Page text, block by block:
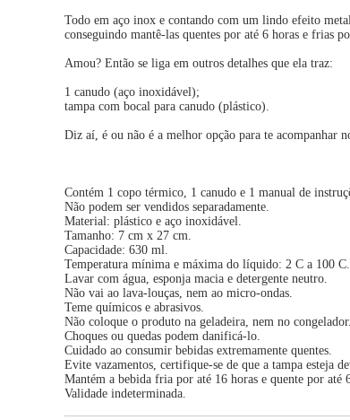
Todo em aço inox e contando com um lindo efeito
conseguindo mantê-las quentes por até 6 horas e frias
Amou? Então se liga em outros detalhes que ela traz:
1 canudo (aço inoxidável);
tampa com bocal para canudo (plástico).
Diz aí, é ou não é a melhor opção para te acompanhar
Contém 1 copo térmico, 1 canudo e 1 manual de
Não podem ser vendidos separadamente.
Material: plástico e aço inoxidável.
Tamanho: 7 cm x 27 cm.
Capacidade: 630 ml.
Temperatura mínima e máxima do líquido: 2 C a 100 C.
Lavar com água, esponja macia e detergente neutro.
Não vai ao lava-louças, nem ao micro-ondas.
Teme químicos e abrasivos.
Não coloque o produto na geladeira, nem no congelador.
Choques ou quedas podem danificá-lo.
Cuidado ao consumir bebidas extremamente quentes.
Evite vazamentos, certifique-se de que a tampa esteja
Mantém a bebida fria por até 16 horas e quente por até
Validade indeterminada.